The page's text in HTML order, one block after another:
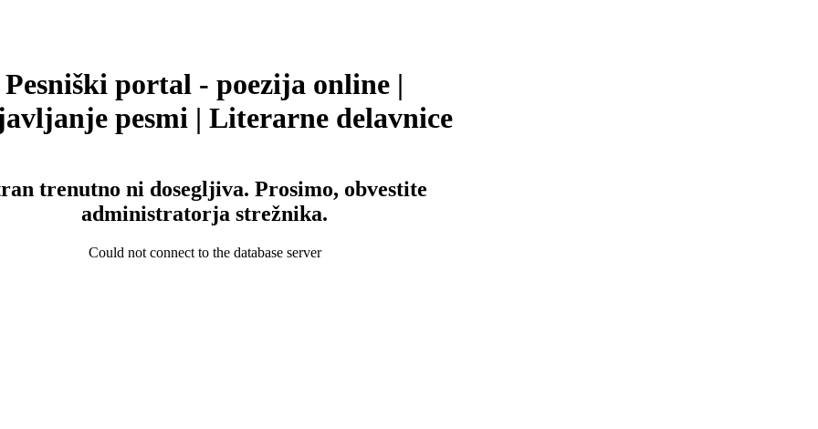
Pesniški portal - poezija online |
pesmi | Literarne delavnice
trenutno ni dosegljiva. Prosimo, obvestite
administratorja strežnika.
Could not connect to the database server